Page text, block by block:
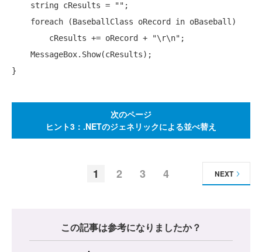
string cResults = "" ;
foreach (BaseballClass oRecord in oBaseball)
        cResults += oRecord +
"\r\n" ;
次のページ
ヒント3：.NETのジェネリックによる並べ替え
1 2 3 4 NEXT
この記事は参考になりましたか？